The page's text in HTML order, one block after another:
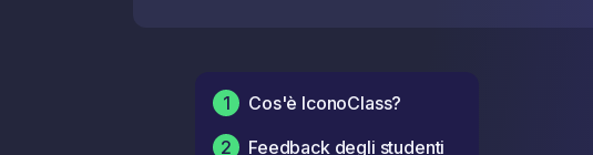
1
Cos'è IconoClass?
2
Feedback degli studenti